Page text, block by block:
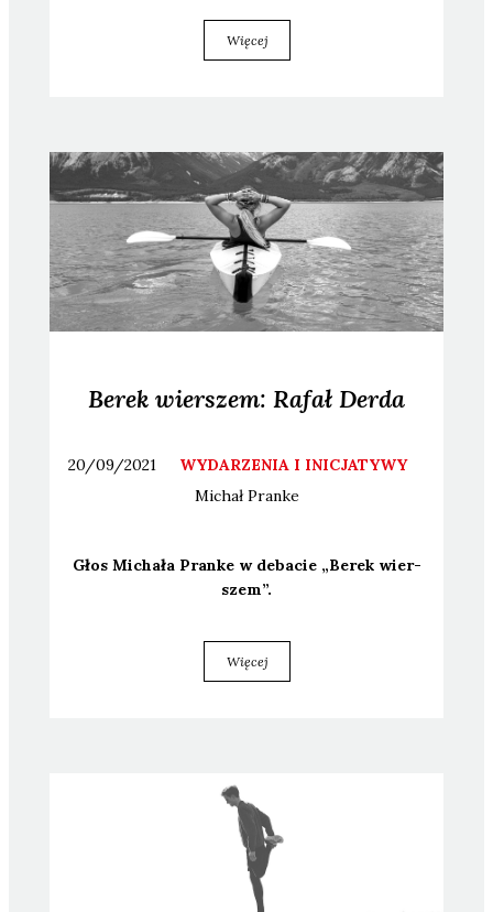
Więcej
Berek wierszem: Rafał Derda
20/09/2021
WYDARZENIA I INICJATYWY
MichałPranke
Głos Micha­ła Pran­ke w deba­cie „Berek wier­
szem”.
Więcej